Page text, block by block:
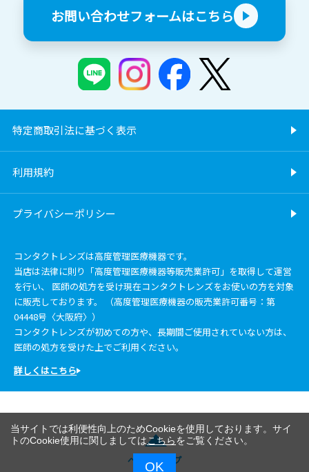
お問い合わせフォームはこちら
特定商取引法に基づく表示
利用規約
プライバシーポリシー
コンタクトレンズは高度管理医療機器です。
当店は法律に則り「高度管理医療機器等販売業許可」を取得して運営
を行い、 医師の処方を受け現在コンタクトレンズをお使いの方を対象
に販売しております。 （高度管理医療機器の販売業許可番号：第
04448号〈大阪府〉）
コンタクトレンズが初めての方や、長期間ご使用されていない方は、
医師の処方を受けた上でご利用ください。
詳しくはこちら
ページトップ
当サイトでは利便性向上のためCookieを使用しております。サイ
トのCookie使用に関しましてはこちらをご覧ください。
OK